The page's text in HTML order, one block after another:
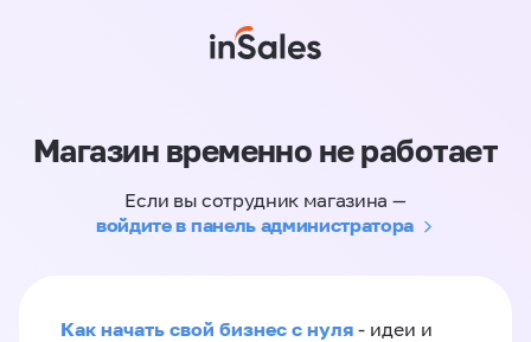
Магазин временно не работает
Если вы сотрудник магазина —
войдите в панель администратора
Как начать свой бизнес с нуля - идеи и